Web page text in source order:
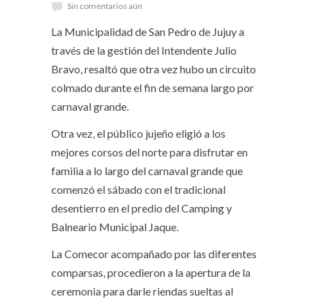
Sin comentarios aún
La Municipalidad de San Pedro de Jujuy a
través de la gestión del Intendente Julio
Bravo, resaltó que otra vez hubo un circuito
colmado durante el fin de semana largo por
carnaval grande.
Otra vez, el público jujeño eligió a los
mejores corsos del norte para disfrutar en
familia a lo largo del carnaval grande que
comenzó el sábado con el tradicional
desentierro en el predio del Camping y
Balneario Municipal Jaque.
La Comecor acompañado por las diferentes
comparsas, procedieron a la apertura de la
ceremonia para darle riendas sueltas al